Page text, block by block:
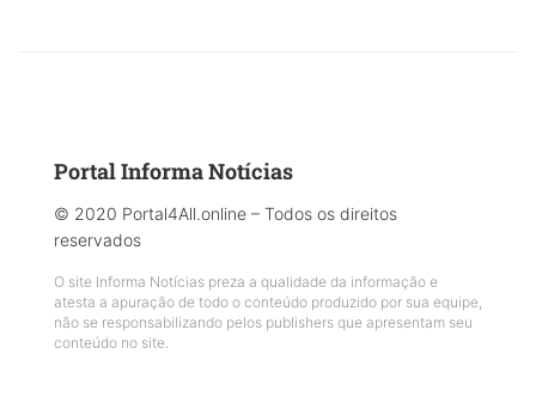
Portal Informa Notícias
© 2020 Portal4All.online – Todos os direitos
reservados
O site Informa Notícias preza a qualidade da informação e
atesta a apuração de todo o conteúdo produzido por sua equipe,
não se responsabilizando pelos publishers que apresentam seu
conteúdo no site.